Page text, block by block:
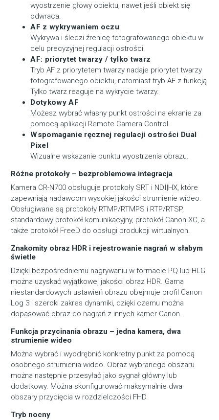
wyostrzenie głowy obiektu, nawet jeśli obiekt się
odwraca.
AF z wykrywaniem oczu
Wykrywa i śledzi źrenicę fotografowanego obiektu w
celu precyzyjnej regulacji ostrości.
AF: priorytet twarzy / tylko twarz
Tryb AF z priorytetem twarzy nadaje priorytet twarzy
fotografowanego obiektu, natomiast tryb AF z funkcją
Tylko twarz reaguje na wykrycie twarzy.
Dotykowy AF
Możesz wybrać własny punkt ostrości na ekranie za
pomocą aplikacji Remote Camera Control.
Wspomaganie ręcznej regulacji ostrości Dual
Pixel
Wizualne wskazanie punktu wyostrzenia obrazu.
Różne protokoły – bezproblemowa integracja
Kamera CR-N700 obsługuje protokoły SRT i NDI|HX, które
zapewniają nadawcom wysokiej jakości strumienie wideo.
Obsługiwane są protokoły RTMP/RTMPS i RTP/RTSP,
standardowy protokół komunikacyjny, protokół Canon XC, a
także protokół FreeD do obsługi produkcji wirtualnych.
Znakomity obraz HDR i rejestrowanie nagrań w słabym
świetle
Dzięki bezpośredniemu nagrywaniu w formacie PQ lub HLG
można uzyskać wyjątkowej jakości obraz HDR. Gama
niestandardowych ustawień obrazu obejmuje profil Canon
Log 3 i szeroki zakres dynamiki, dzięki czemu można
dopasować obraz do nagrań z innych kamer Canon.
Funkcja przycinania obrazu – jedna kamera, dwa
strumienie wideo
Można wybrać i wyodrębnić konkretny punkt za pomocą
osobnego strumienia wideo. Obraz wybranego obszaru
można następnie przesyłać jako sygnał główny lub
dodatkowy. Można skonfigurować maksymalnie dwa
obszary przycięcia w rozdzielczości FHD.
Tryb nocny